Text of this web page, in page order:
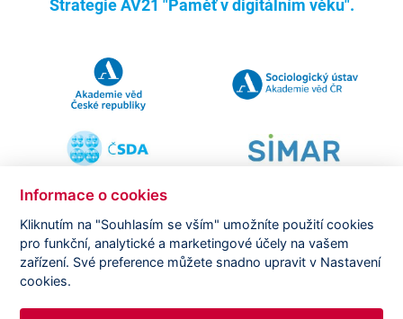
Strategie AV21 "Paměť v digitálním věku".
Copyright © CVVM | Právní ujednání| Nastavení cookies
Prohlášení o zpracování osobních údajů
Informace o cookies
Kliknutím na "Souhlasím se vším" umožníte použití cookies
pro funkční, analytické a marketingové účely na vašem
zařízení. Své preference můžete snadno upravit v Nastavení
cookies.